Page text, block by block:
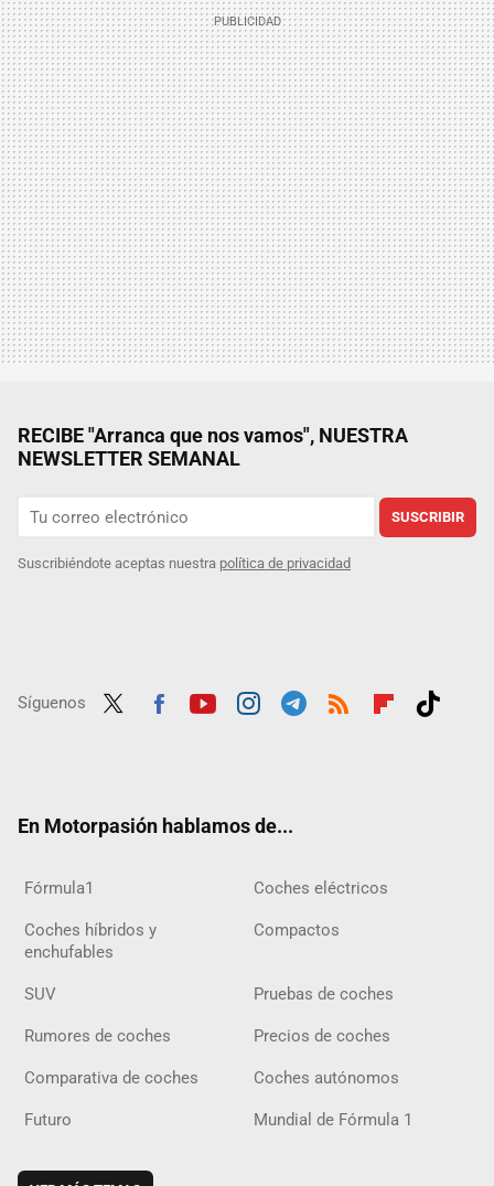
RECIBE "Arranca que nos vamos", NUESTRA
NEWSLETTER SEMANAL
SUSCRIBIR
Suscribiéndote aceptas nuestra política de privacidad
Síguenos
En Motorpasión hablamos de...
Fórmula1 Coches eléctricos
Coches híbridos y
enchufables
Compactos
SUV Pruebas de coches
Rumores de coches Precios de coches
Comparativa de coches Coches autónomos
Futuro Mundial de Fórmula 1